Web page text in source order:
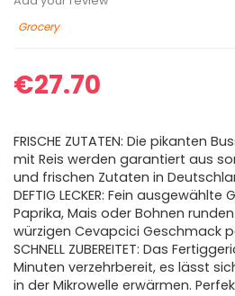
Grocery
€27.70
FRISCHE ZUTATEN: Die pikanten
mit Reis werden garantiert aus
und frischen Zutaten in
DEFTIG LECKER: Fein
Paprika, Mais oder Bohnen
würzigen Cevapcici Geschmack
SCHNELL ZUBEREITET: Das
Minuten verzehrbereit, es lässt
in der Mikrowelle erwärmen.